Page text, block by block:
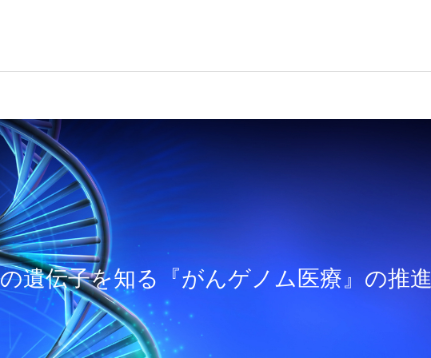
遺伝子を知る『がんゲノム医療』の推進